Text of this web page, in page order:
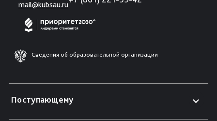
mail@kubsau.ru
Сведения об образовательной организации
Поступающему